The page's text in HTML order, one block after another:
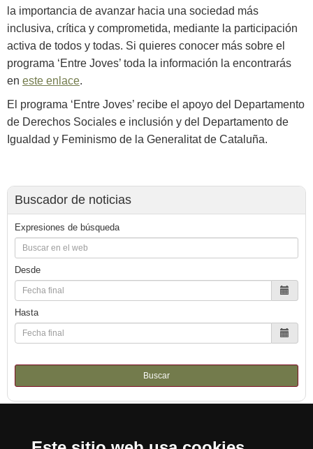
la importancia de avanzar hacia una sociedad más
inclusiva, crítica y comprometida, mediante la participación
activa de todos y todas. Si quieres conocer más sobre el
programa ‘Entre Joves’ toda la información la encontrarás
en este enlace.
El programa ‘Entre Joves’ recibe el apoyo del Departamento
de Derechos Sociales e inclusión y del Departamento de
Igualdad y Feminismo de la Generalitat de Cataluña.
Buscador de noticias
Expresiones de búsqueda
Desde
Hasta
Buscar